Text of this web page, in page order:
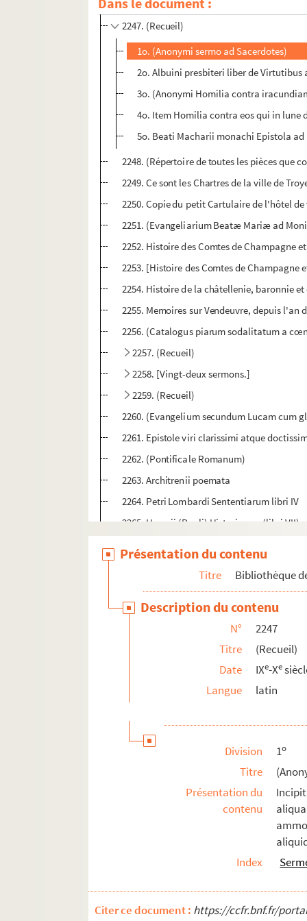
2246. [Recueil]
2247. (Recueil)
1o. (Anonymi sermo ad Sacerdotes)
2o. Albuini presbiteri liber de
3o. (Anonymi Homilia contra
4o. Item Homilia contra eos qui in lune
5o. Beati Macharii monachi Epistola
2248. (Répertoire de toutes les pièces que
2249. Ce sont les Chartres de la ville de
2250. Copie du petit Cartulaire de l'hôtel
2251. (Evangeliarium Beatæ Mariæ ad
2252. Histoire des Comtes de Champagne
2253. [Histoire des Comtes de
2254. Histoire de la châtellenie, baronnie
2255. Memoires sur Vendeuvre, depuis
2256. (Catalogus piarum sodalitatum a
2257. (Recueil)
2258. [Vingt-deux sermons.]
2259. (Recueil)
2260. (Evangelium secundum Lucam cum
2261. Epistole viri clarissimi atque
2262. (Pontificale Romanum)
2263. Architrenii poemata
2264. Petri Lombardi Sententiarum libri IV
2265. Horosii (Pauli) Historiarum (libri VII),
2269. (Recueil)
2270. (Incerti) Genealogia Philippi Pulcri,
2272. (Pontificale Romanum)
2275. (Evangeliarium monasterii sancti
2276. Abregé historique, mis à la portée
2278. (Recueil)
2280. Memoire concernant la generalité
2281. Mémoire concernant la province de
2283. Thesaurus antiquitatum augustæ
Présentation du contenu
Titre Bibliothèque
Description du contenu
N°
2247
Titre
(Recueil)
Date
IXe-Xe
Langue
latin
Division 1o
Titre
Présentation du
contenu
Index
Citer ce document : https://ccfr.bnf.fr/